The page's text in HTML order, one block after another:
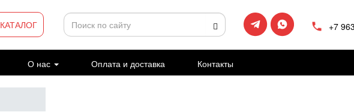
КАТАЛОГ
+7
О нас Оплата и доставка Контакты